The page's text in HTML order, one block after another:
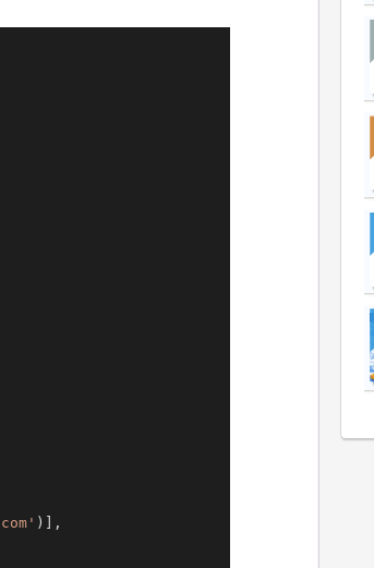
// スタック削除時
// スタック削除時
[
// ライフサイクル
// ライフサイクルル
// オブジェクトの
// バケットポリシ
)],